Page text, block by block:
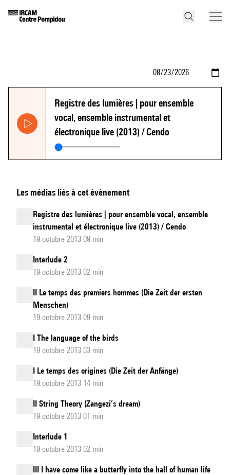
Registre des lumières | pour ensemble
vocal, ensemble instrumental et
électronique live (2013) / Cendo
Les médias liés à cet évènement
Registre des lumières | pour ensemble vocal, ensemble
instrumental et électronique live (2013) / Cendo
19 octobre 2013 09 min
Interlude 2
19 octobre 2013 02 min
II Le temps des premiers hommes (Die Zeit der ersten
Menschen)
19 octobre 2013 09 min
I The language of the birds
19 octobre 2013 03 min
I Le temps des origines (Die Zeit der Anfänge)
19 octobre 2013 14 min
II String Theory (Zangezi’s dream)
19 octobre 2013 01 min
Interlude 1
19 octobre 2013 02 min
III I have come like a butterfly into the hall of human life